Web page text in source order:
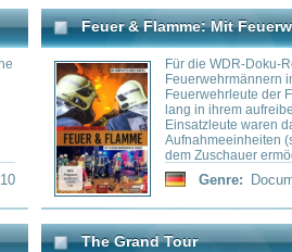
Für die WDR-Doku-Reihe „Feuer & Flamme – Mit
Feuerwehrmännern im Einsatz“ wurden die
Feuerwehrleute der Feuerwehr Gelsenkirchen fünf Monate
lang in ihrem aufreibenden Berufsalltag begleitet. Die
Einsatzleute waren dabei mit am Körper befestigten
Aufnahmeeinheiten (sog. „Bodycams“) ausgestattet, die es
dem Zuschauer ermöglichen, die Arbeit der Retter aus
deren Perspektive zu verfolgen und hautnah mitzuerleben.
Genre: Documentary, Reality-TV IMDb:9 / 10
Folgen Sie Jeremy, Richard und James, die sich auf ein
Abenteuer quer durch die ganze Welt begeben. Fahren
Sie neue und aufregende Autos von Herstellern auf der
ganzen Welt.